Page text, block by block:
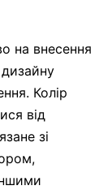
на внесення
дизайну
Колір
від
зі